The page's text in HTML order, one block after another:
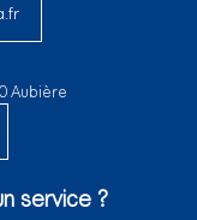
Aubière
service ?